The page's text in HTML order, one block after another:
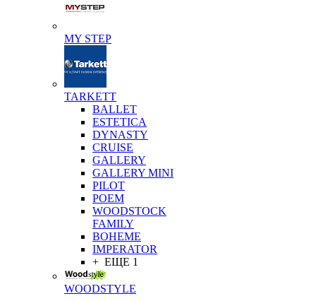
MY STEP
TARKETT
BALLET
ESTETICA
DYNASTY
CRUISE
GALLERY
GALLERY MINI
PILOT
POEM
WOODSTOCK
FAMILY
BOHEME
IMPERATOR
+ ЕЩЕ 1
WOODSTYLE